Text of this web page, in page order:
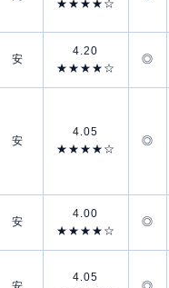
★★★★☆
安
4.20
★★★★☆
◎
安
4.05
★★★★☆
◎
安
4.00
★★★★☆
◎
4.05